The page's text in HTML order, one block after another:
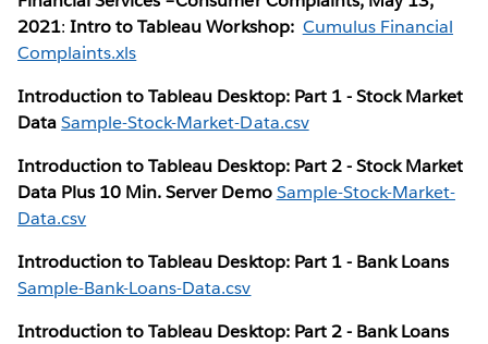
2021:Intro to Tableau Workshop: Cumulus Financial
Complaints.xls
Introduction to Tableau Desktop: Part 1 - Stock Market
DataSample-Stock-Market-Data.csv
Introduction to Tableau Desktop: Part 2 - Stock Market
Data Plus 10 Min. Server Demo Sample-Stock-Market-
Data.csv
Introduction to Tableau Desktop: Part 1 - Bank Loans
Sample-Bank-Loans-Data.csv
Introduction to Tableau Desktop: Part 2 - Bank Loans